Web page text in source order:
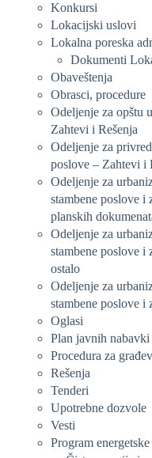
Konkursi
Lokacijski uslovi
Lokalna poreska
Dokumenti
Obaveštenja
Obrasci, procedure
Odeljenje za opštu
Zahtevi i Rešenja
Odeljenje za
poslove – Zahtevi i
Odeljenje za
stambene poslove i
planskih
Odeljenje za
stambene poslove i
ostalo
Odeljenje za
stambene poslove i
Oglasi
Plan javnih nabavki
Procedura za
Rešenja
Tenderi
Upotrebne dozvole
Vesti
Program